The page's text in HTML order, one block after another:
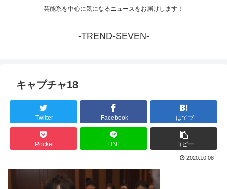
芸能系を中心に気になるニュースをお届けします！
-TREND-SEVEN-
キャプチャ18
Twitter Facebook はてブ
Pocket LINE コピー
2020.10.08